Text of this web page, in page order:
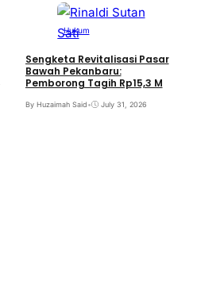
Hukum
Sengketa Revitalisasi Pasar
Bawah Pekanbaru:
Pemborong Tagih Rp15,3 M
By Huzaimah Said• July 31, 2026